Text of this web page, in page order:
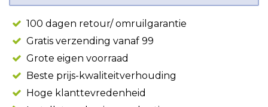
100 dagen retour/ omruilgarantie
Gratis verzending vanaf 99
Grote eigen voorraad
Beste prijs-kwaliteitverhouding
Hoge klanttevredenheid